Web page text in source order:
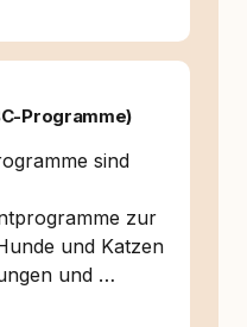
Programme)
sind
zur
und Katzen
und …